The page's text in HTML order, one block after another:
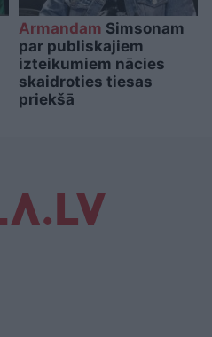
Armandam Simsonam
par publiskajiem
izteikumiem nācies
skaidroties tiesas
priekšā